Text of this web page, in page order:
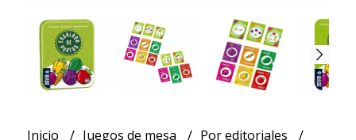
Inicio Juegos de mesa
Por editoriales